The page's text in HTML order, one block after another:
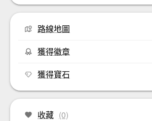
路線地圖
獲得徽章
獲得寶石
收藏 (0)